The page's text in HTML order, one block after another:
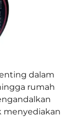
dalam
rumah
menyediakan